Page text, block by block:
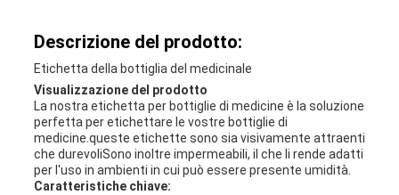
Descrizione del prodotto:
Etichetta della bottiglia del medicinale
Visualizzazione del prodotto
La nostra etichetta per bottiglie di medicine è la soluzione
perfetta per etichettare le vostre bottiglie di
medicine.queste etichette sono sia visivamente attraenti
che durevoliSono inoltre impermeabili, il che li rende adatti
per l'uso in ambienti in cui può essere presente umidità.
Caratteristiche chiave: